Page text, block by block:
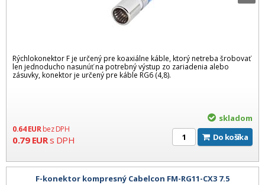
Rýchlokonektor F je určený pre koaxiálne káble, ktorý netreba šrobovať
len jednoducho nasunúť na potrebný výstup zo zariadenia alebo
zásuvky, konektor je určený pre káble RG6 (4,8).
skladom
Do košíka
0.64EUR bez DPH
0.79EURs DPH
F-konektor kompresný Cabelcon FM-RG11-CX3 7.5